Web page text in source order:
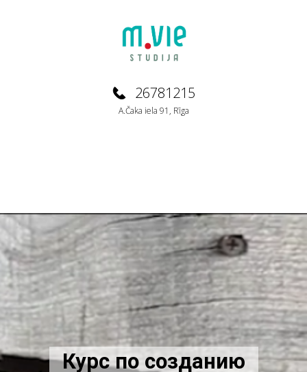
26781215
A.Čaka iela 91, Rīga
Курс по созданию